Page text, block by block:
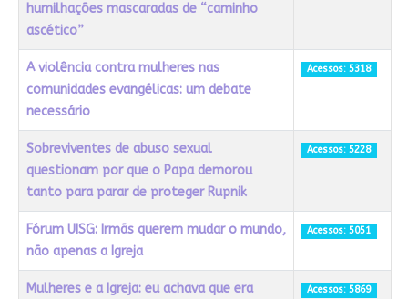
humilhações mascaradas de “caminho
ascético”
A violência contra mulheres nas
comunidades evangélicas: um debate
necessário
Acessos: 5318
Sobreviventes de abuso sexual
questionam por que o Papa demorou
tanto para parar de proteger Rupnik
Acessos: 5228
Fórum UISG: Irmãs querem mudar o mundo,
não apenas a Igreja
Acessos: 5051
Mulheres e a Igreja: eu achava que era
Acessos: 5869